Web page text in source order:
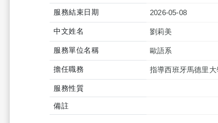
服務結束日期 2026-05-08
中文姓名 劉莉美
服務單位名稱 歐語系
擔任職務 指導西班牙馬德里
服務性質
備註